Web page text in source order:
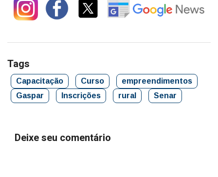
Tags
Capacitação Curso
empreendimentos
Gaspar
Inscrições rural Senar
Deixe seu comentário